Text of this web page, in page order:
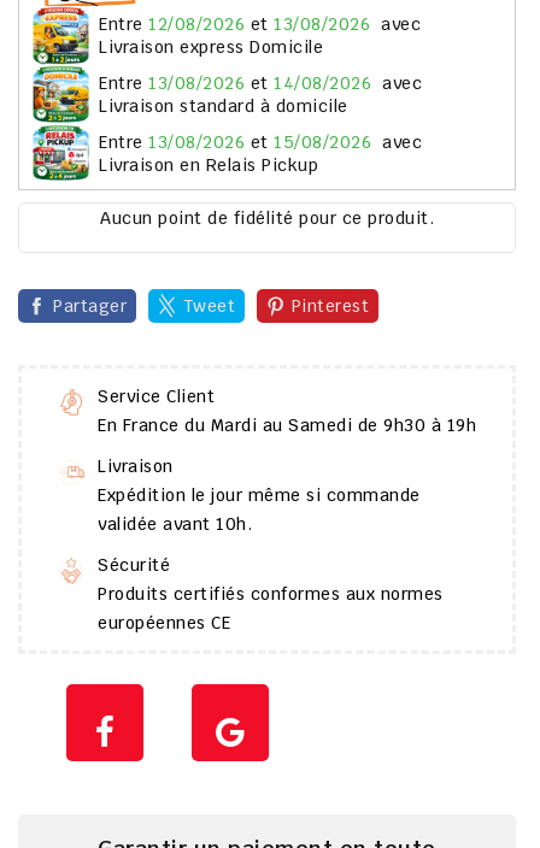
entre 12/08/2026 et 13/08/2026 avec
Livraison express Domicile
entre 13/08/2026 et 14/08/2026 avec
Livraison standard à domicile
entre 13/08/2026 et 15/08/2026 avec
Livraison en Relais Pickup
Aucun point de fidélité pour ce produit.
Partager Tweet Pinterest
Service Client
En France du Mardi au Samedi de 9h30 à 19h
Livraison
Expédition le jour même si commande
validée avant 10h.
Sécurité
Produits certifiés conformes aux normes
européennes CE